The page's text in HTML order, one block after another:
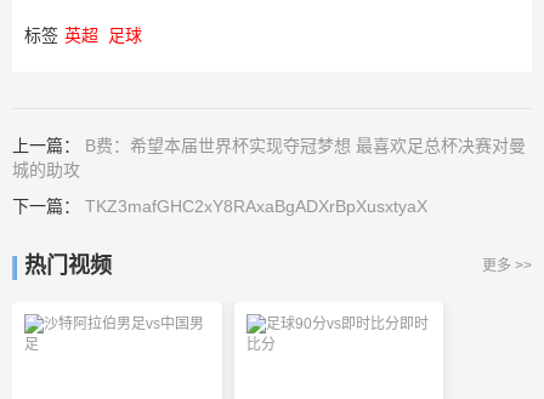
标签 英超 足球
上一篇： B费：希望本届世界杯实现夺冠梦想 最喜欢足总杯决赛对曼
城的助攻
下一篇： TKZ3mafGHC2xY8RAxaBgADXrBpXusxtyaX
热门视频 更多 >>